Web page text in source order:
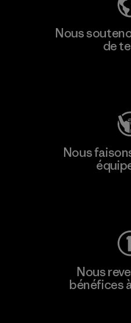
Nous
de
Nous
Nous
bénéfices